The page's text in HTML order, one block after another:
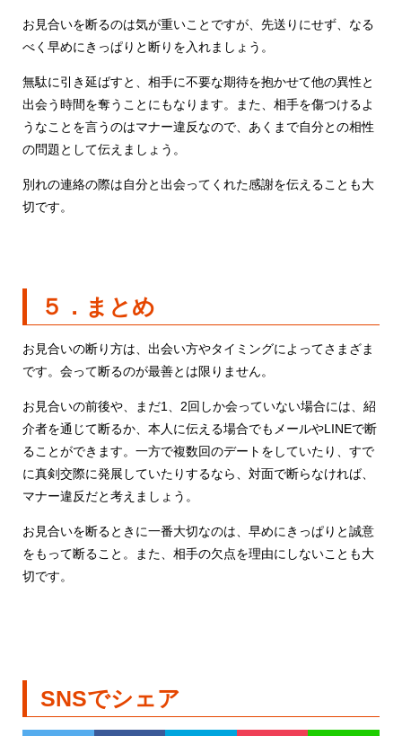
お見合いを断るのは気が重いことですが、先送りにせず、なる
べく早めにきっぱりと断りを入れましょう。
無駄に引き延ばすと、相手に不要な期待を抱かせて他の異性と
出会う時間を奪うことにもなります。また、相手を傷つけるよ
うなことを言うのはマナー違反なので、あくまで自分との相性
の問題として伝えましょう。
別れの連絡の際は自分と出会ってくれた感謝を伝えることも大
切です。
５．まとめ
お見合いの断り方は、出会い方やタイミングによってさまざま
です。会って断るのが最善とは限りません。
お見合いの前後や、まだ1、2回しか会っていない場合には、紹
介者を通じて断るか、本人に伝える場合でもメールやLINEで断
ることができます。一方で複数回のデートをしていたり、すで
に真剣交際に発展していたりするなら、対面で断らなければ、
マナー違反だと考えましょう。
お見合いを断るときに一番大切なのは、早めにきっぱりと誠意
をもって断ること。また、相手の欠点を理由にしないことも大
切です。
SNSでシェア